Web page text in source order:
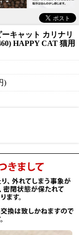
キャット カリナリ
HAPPY CAT 猫用
)